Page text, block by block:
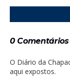
0 Comentários
O Diário da
aqui expostos.